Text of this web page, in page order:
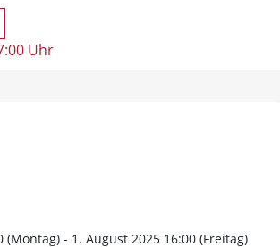
Uhr
(Montag) - 1. August 2025 16:00 (Freitag)